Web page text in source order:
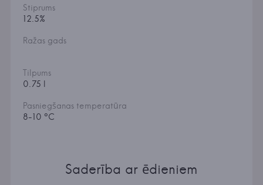
Stiprums
12.5%
Ražas gads
Tilpums
0.75 l
Pasniegšanas temperatūra
8-10 °C
Saderība ar ēdieniem